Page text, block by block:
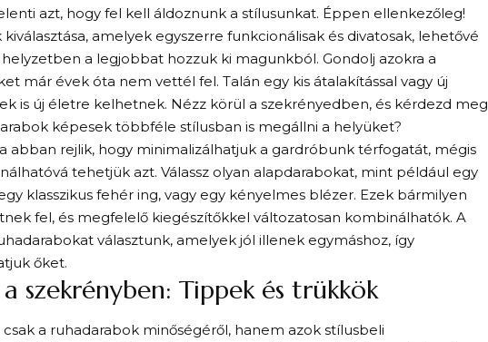
azt, hogy fel kell áldoznunk a stílusunkat. Éppen ellenkezőleg!
amelyek egyszerre funkcionálisak és divatosak, lehetővé
a legjobbat hozzuk ki magunkból. Gondolj azokra a
már évek óta nem vettél fel. Talán egy kis átalakítással vagy új
is új életre kelhetnek. Nézz körül a szekrényedben, és kérdezd meg
képesek többféle stílusban is megállni a helyüket?
abban rejlik, hogy minimalizálhatjuk a gardróbunk térfogatát, mégis
tehetjük azt. Válassz olyan alapdarabokat, mint például egy
klasszikus fehér ing, vagy egy kényelmes blézer. Ezek bármilyen
fel, és megfelelő kiegészítőkkel változatosan kombinálhatók. A
választunk, amelyek jól illenek egymáshoz, így
őket.
szekrényben: Tippek és trükkök
a ruhadarabok minőségéről, hanem azok stílusbeli